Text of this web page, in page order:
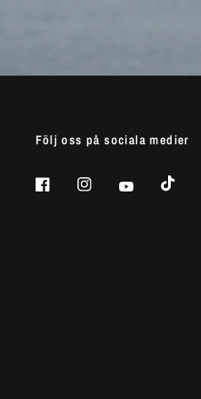
Följ oss på sociala medier